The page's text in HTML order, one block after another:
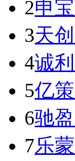
2申
3天
4诚
5亿
6驰
7乐